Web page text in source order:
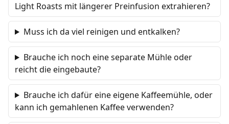
Light Roasts mit längerer Preinfusion extrahieren?
Muss ich da viel reinigen und entkalken?
Brauche ich noch eine separate Mühle oder
reicht die eingebaute?
Brauche ich dafür eine eigene Kaffeemühle, oder
kann ich gemahlenen Kaffee verwenden?